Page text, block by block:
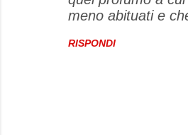
meno abituati e
RISPONDI